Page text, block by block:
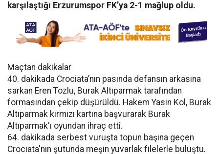
karşılaştığı Erzurumspor FK’ya 2-1 mağlup oldu.
Maçtan dakikalar
40. dakikada Crociata’nın pasında defansın arkasına
sarkan Eren Tozlu, Burak Altıparmak tarafından
formasından çekip düşürüldü. Hakem Yasin Kol, Burak
Altıparmak kırmızı kartına başvurarak Burak
Altıparmak'ı oyundan ihraç etti.
64. dakikada serbest vuruşta topun başına geçen
Crociata'nın şutunda meşin yuvarlak filelerle buluştu.